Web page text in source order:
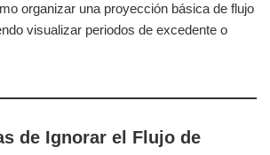
organizar una proyección básica de flujo
visualizar periodos de excedente o
de Ignorar el Flujo de